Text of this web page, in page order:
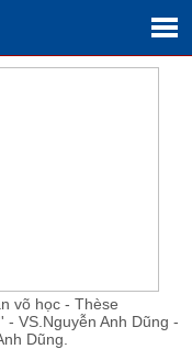
võ học - Thèse
VS.Nguyễn Anh Dũng -
Dũng.